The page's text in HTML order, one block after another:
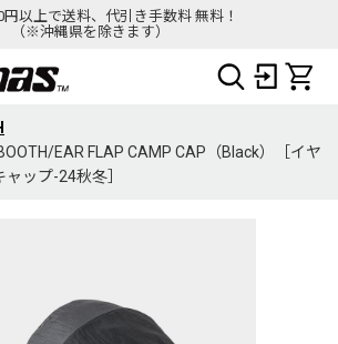
円以上で送料、代引き手数料 無料！
（※沖縄県を除きます）
EAR FLAP CAMP CAP（Black）［イヤ
ップ-24秋冬］